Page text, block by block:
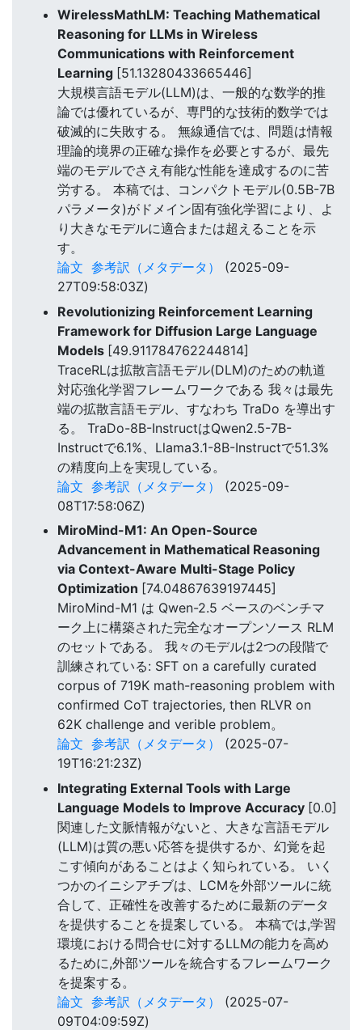
WirelessMathLM: Teaching Mathematical
Reasoning for LLMs in Wireless
Communications with Reinforcement
Learning [51.13280433665446]
大規模言語モデル(LLM)は、一般的な数学的推
論では優れているが、専門的な技術的数学では
破滅的に失敗する。 無線通信では、問題は情報
理論的境界の正確な操作を必要とするが、最先
端のモデルでさえ有能な性能を達成するのに苦
労する。 本稿では、コンパクトモデル(0.5B-7B
パラメータ)がドメイン固有強化学習により、よ
り大きなモデルに適合または超えることを示
す。
論文 参考訳（メタデータ）
(2025-09-
27T09:58:03Z)
Revolutionizing Reinforcement Learning
Framework for Diffusion Large Language
Models [49.911784762244814]
TraceRLは拡散言語モデル(DLM)のための軌道
対応強化学習フレームワークである 我々は最先
端の拡散言語モデル、すなわち TraDo を導出す
る。 TraDo-8B-InstructはQwen2.5-7B-
Instructで6.1%、Llama3.1-8B-Instructで51.3%
の精度向上を実現している。
論文 参考訳（メタデータ）
(2025-09-
08T17:58:06Z)
MiroMind-M1: An Open-Source
Advancement in Mathematical Reasoning
via Context-Aware Multi-Stage Policy
Optimization [74.04867639197445]
MiroMind-M1 は Qwen-2.5 ベースのベンチマ
ーク上に構築された完全なオープンソース RLM
のセットである。 我々のモデルは2つの段階で
訓練されている: SFT on a carefully curated
corpus of 719K math-reasoning problem with
confirmed CoT trajectories, then RLVR on
62K challenge and verible problem。
論文 参考訳（メタデータ）
(2025-07-
19T16:21:23Z)
Integrating External Tools with Large
Language Models to Improve Accuracy [0.0]
関連した文脈情報がないと、大きな言語モデル
(LLM)は質の悪い応答を提供するか、幻覚を起
こす傾向があることはよく知られている。 いく
つかのイニシアチブは、LCMを外部ツールに統
合して、正確性を改善するために最新のデータ
を提供することを提案している。 本稿では,学習
環境における問合せに対するLLMの能力を高め
るために,外部ツールを統合するフレームワーク
を提案する。
論文 参考訳（メタデータ）
(2025-07-
09T04:09:59Z)